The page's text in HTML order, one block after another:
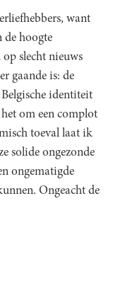
want
de hoogte
op slecht nieuws
gaande is: de
identiteit
om een complot
toeval laat ik
solide ongezonde
ongematigde
Ongeacht de